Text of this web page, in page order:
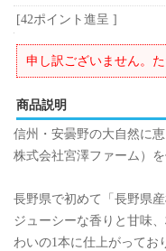
[42ポイント進呈 ]
申し訳ございません。
商品説明
信州・安曇野の大自然に
株式会社宮澤ファーム）
長野県で初めて「長野県
ジューシーな香りと甘味
わいの1本に仕上がってお